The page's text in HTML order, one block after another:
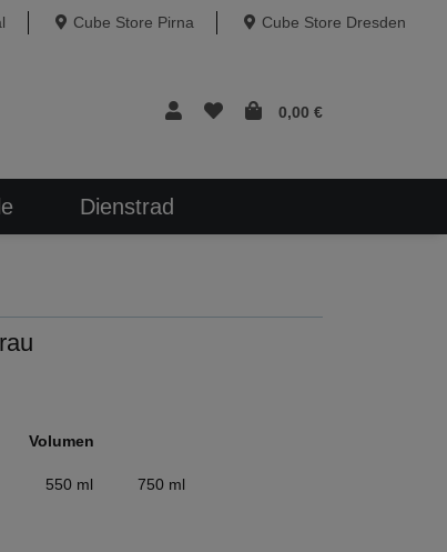
Cube Store Pirna Cube Store Dresden
0,00 €
Dienstrad
Volumen
550 ml 750 ml